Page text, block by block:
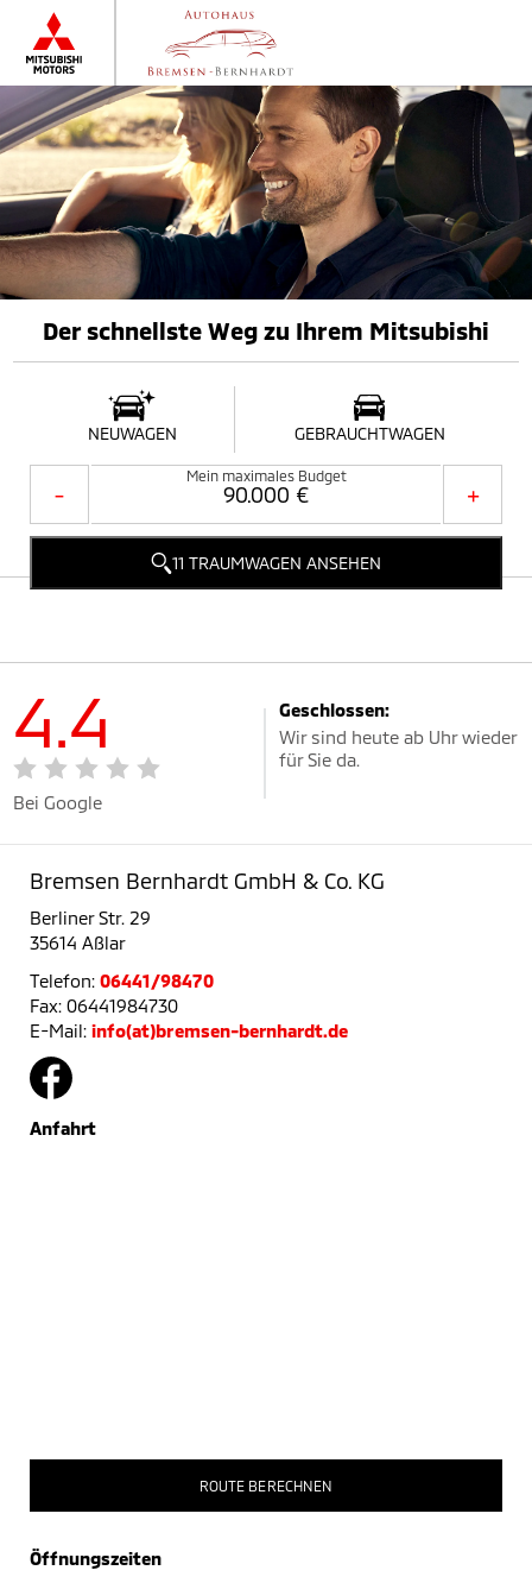
Der schnellste Weg zu Ihrem Mitsubishi
NEUWAGEN GEBRAUCHTWAGEN
-
Mein maximales Budget
+
11 TRAUMWAGEN ANSEHEN
4.4
Bei Google
Geschlossen:
Wir sind heute ab Uhr wieder
für Sie da.
Bremsen Bernhardt GmbH & Co. KG
Berliner Str. 29
35614 Aßlar
Telefon: 06441/98470
Fax: 06441984730
E-Mail: info(at)bremsen-bernhardt.de
Anfahrt
ROUTE BERECHNEN
Öffnungszeiten